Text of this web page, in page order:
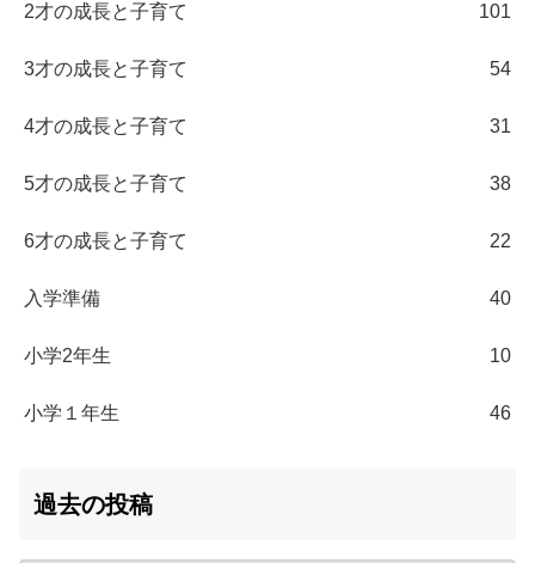
2才の成長と子育て 101
3才の成長と子育て 54
4才の成長と子育て 31
5才の成長と子育て 38
6才の成長と子育て 22
入学準備 40
小学2年生 10
小学１年生 46
過去の投稿